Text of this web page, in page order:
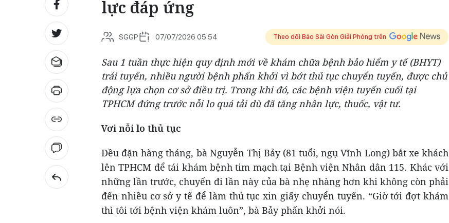
lực đáp ứng
SGGP 07/07/2026 05:54 Theo dõi Báo Sài Gòn Giải Phóng trên
Sau 1 tuần thực hiện quy định mới về khám chữa bệnh bảo hiểm y tế (BHYT)
trái tuyến, nhiều người bệnh phấn khởi vì bớt thủ tục chuyển tuyến, được chủ
động lựa chọn cơ sở điều trị. Trong khi đó, các bệnh viện tuyến cuối tại
TPHCM đứng trước nỗi lo quá tải dù đã tăng nhân lực, thuốc, vật tư.
Vơi nỗi lo thủ tục
Đều đặn hàng tháng, bà Nguyễn Thị Bảy (81 tuổi, ngụ Vĩnh Long) bắt xe khách
lên TPHCM để tái khám bệnh tim mạch tại Bệnh viện Nhân dân 115. Khác với
những lần trước, chuyến đi lần này của bà nhẹ nhàng hơn khi không còn phải
đến nhiều cơ sở y tế để làm thủ tục xin giấy chuyển tuyến. “Giờ tới đợt khám
thì tôi tới bệnh viện khám luôn”, bà Bảy phấn khởi nói.